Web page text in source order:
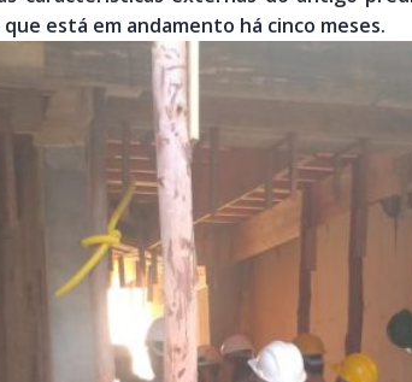
está em andamento há cinco meses.